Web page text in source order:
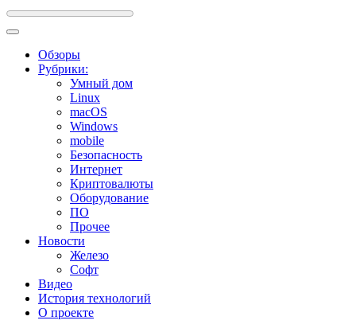
Обзоры
Рубрики:
Умный дом
Linux
macOS
Windows
mobile
Безопасность
Интернет
Криптовалюты
Оборудование
ПО
Прочее
Новости
Железо
Софт
Видео
История технологий
О проекте